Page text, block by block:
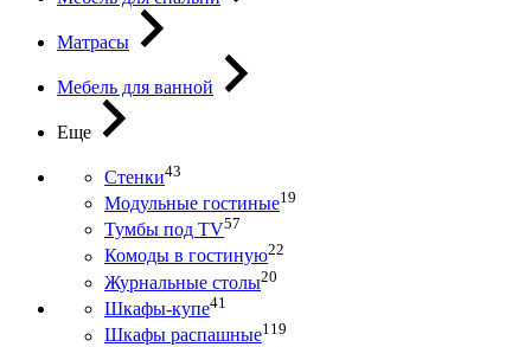
Матрасы
Мебель для ванной
Еще
Стенки43
Модульные гостиные19
Тумбы под ТV57
Комоды в гостиную22
Журнальные столы20
Шкафы-купе41
Шкафы распашные119